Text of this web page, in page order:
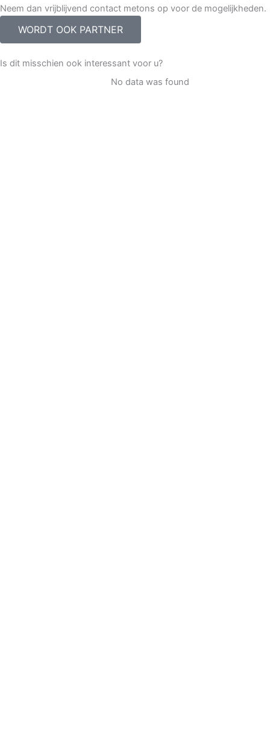
Neem dan vrijblijvend contact metons op voor de mogelijkheden.
WORDT OOK PARTNER
Is dit misschien ook interessant voor u?
No data was found